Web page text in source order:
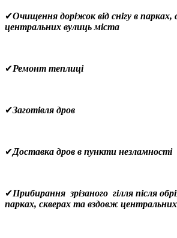
✔Очищення доріжок від снігу в парках,
центральних вулиць міста
✔Ремонт теплиці
✔Заготівля дров
✔Доставка дров в пункти незламності
✔Прибирання зрізаного гілля після
парках, скверах та вздовж центральних